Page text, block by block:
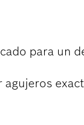
para un